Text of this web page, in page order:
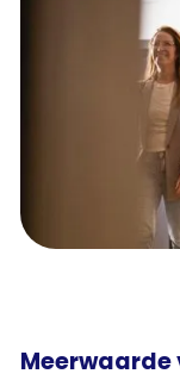
Meerwaarde